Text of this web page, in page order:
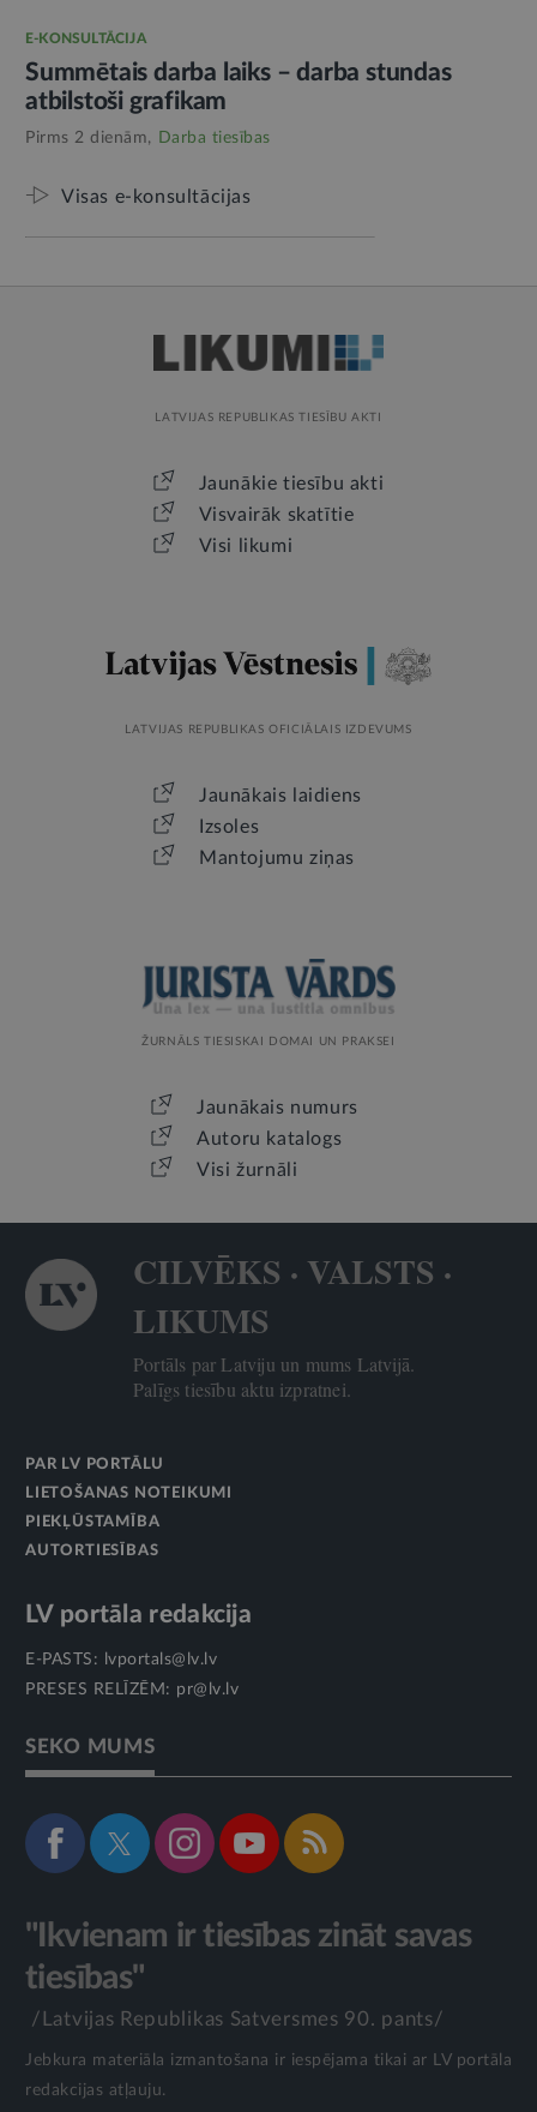
E-KONSULTĀCIJA
Summētais darba laiks – darba stundas
atbilstoši grafikam
Pirms 2 dienām, Darba tiesības
Visas e-konsultācijas
LATVIJAS REPUBLIKAS TIESĪBU AKTI
Jaunākie tiesību akti
Visvairāk skatītie
Visi likumi
LATVIJAS REPUBLIKAS OFICIĀLAIS IZDEVUMS
Jaunākais laidiens
Izsoles
Mantojumu ziņas
ŽURNĀLS TIESISKAI DOMAI UN PRAKSEI
Jaunākais numurs
Autoru katalogs
Visi žurnāli
CILVĒKS · VALSTS ·
LIKUMS
Portāls par Latviju un mums Latvijā.
Palīgs tiesību aktu izpratnei.
PAR LV PORTĀLU
LIETOŠANAS NOTEIKUMI
PIEKĻŪSTAMĪBA
AUTORTIESĪBAS
LV portāla redakcija
E-PASTS:
lvportals@lv.lv
PRESES RELĪZĒM: pr@lv.lv
SEKO MUMS
"Ikvienam ir tiesības zināt savas
tiesības"
/Latvijas Republikas Satversmes 90. pants/
Jebkura materiāla izmantošana ir iespējama tikai ar LV portāla
redakcijas atļauju.